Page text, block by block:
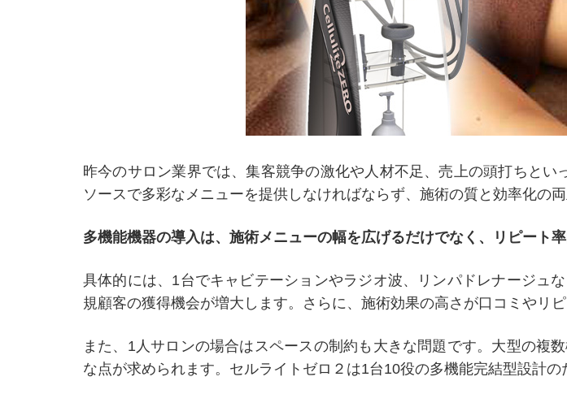
昨今のサロン業界では、集客競争の激化や人材不足、売上の頭打ちと
ソースで多彩なメニューを提供しなければならず、施術の質と効率化の両
多機能機器の導入は、施術メニューの幅を広げるだけでなく、リピート率
具体的には、1台でキャビテーションやラジオ波、リンパドレナージュ
規顧客の獲得機会が増大します。さらに、施術効果の高さが口コミやリ
また、1人サロンの場合はスペースの制約も大きな問題です。大型の複
な点が求められます。セルライトゼロ２は1台10役の多機能完結型設計